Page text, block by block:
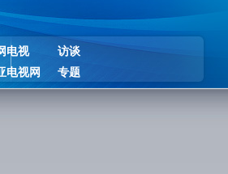
电视
访谈
电视网
专题